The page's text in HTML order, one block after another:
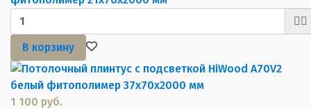
В корзину
1 100 руб.